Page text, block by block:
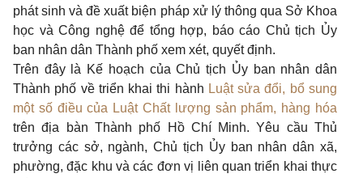
phát sinh và đề xuất biện pháp xử lý thông qua Sở Khoa
học và Công nghệ để tổng hợp, báo cáo Chủ tịch Ủy
ban nhân dân Thành phố xem xét, quyết định.
Trên đây là Kế hoạch của Chủ tịch Ủy ban nhân dân
Thành phố về triển khai thi hành Luật sửa đổi, bổ sung
một số điều của Luật Chất lượng sản phẩm, hàng hóa
trên địa bàn Thành phố Hồ Chí Minh. Yêu cầu Thủ
trưởng các sở, ngành, Chủ tịch Ủy ban nhân dân xã,
phường, đặc khu và các đơn vị liên quan triển khai thực